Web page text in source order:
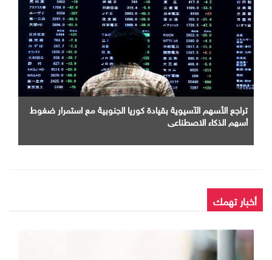
تراجع الأسهم الآسيوية بقيادة كوريا الجنوبية مع استمرار ضغوط
أسهم الذكاء الاصطناعى
أخبار تهمك